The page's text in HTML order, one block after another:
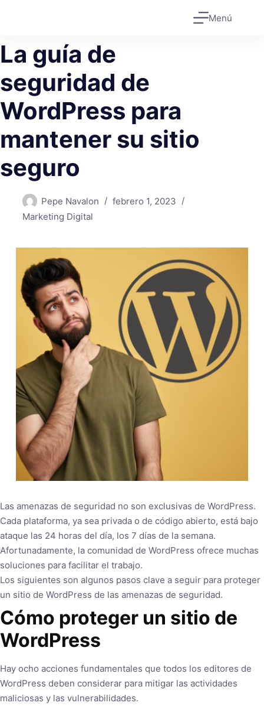
Menú
La guía de
seguridad de
WordPress para
mantener su sitio
seguro
Pepe Navalon
febrero 1, 2023
Marketing Digital
Las amenazas de seguridad no son exclusivas de WordPress.
Cada plataforma, ya sea privada o de código abierto, está bajo
ataque las 24 horas del día, los 7 días de la semana.
Afortunadamente, la comunidad de WordPress ofrece muchas
soluciones para facilitar el trabajo.
Los siguientes son algunos pasos clave a seguir para proteger
un sitio de WordPress de las amenazas de seguridad.
Cómo proteger un sitio de
WordPress
Hay ocho acciones fundamentales que todos los editores de
WordPress deben considerar para mitigar las actividades
maliciosas y las vulnerabilidades.